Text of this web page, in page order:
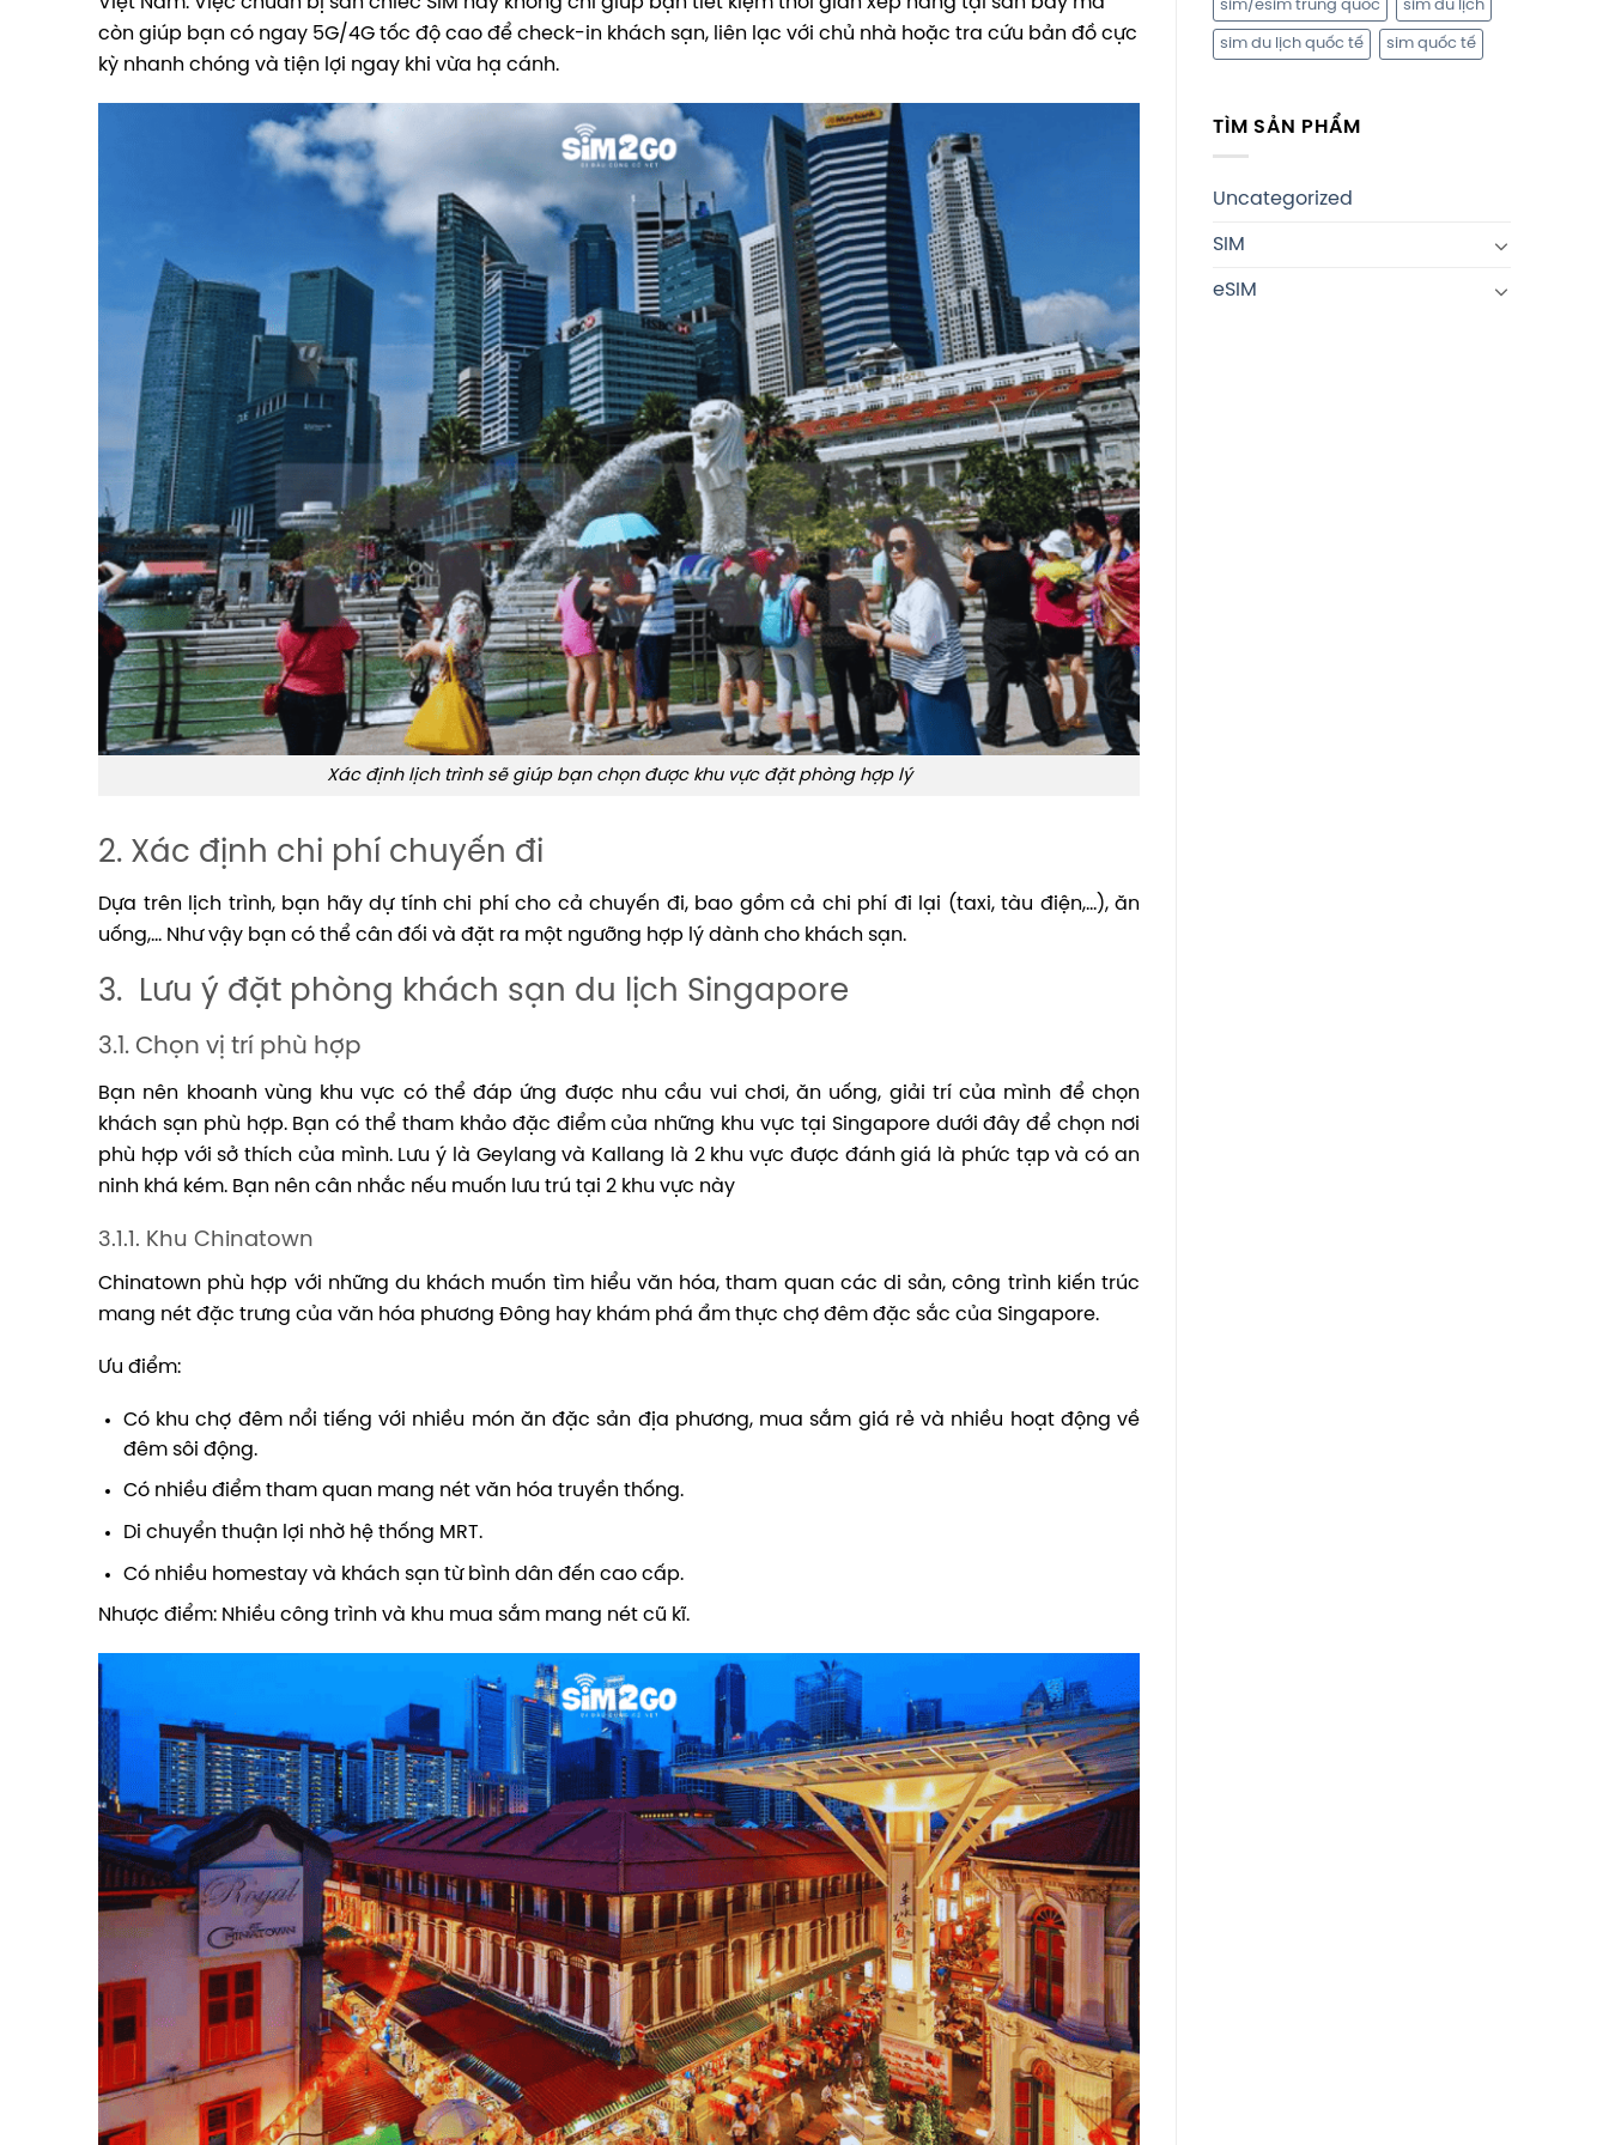
còn giúp bạn có ngay 5G/4G tốc độ cao để check-in khách sạn, liên lạc với chủ nhà hoặc tra cứu bản đồ cực
kỳ nhanh chóng và tiện lợi ngay khi vừa hạ cánh.
Xác định lịch trình sẽ giúp bạn chọn được khu vực đặt phòng hợp lý
2. Xác định chi phí chuyến đi
Dựa trên lịch trình, bạn hãy dự tính chi phí cho cả chuyến đi, bao gồm cả chi phí đi lại (taxi, tàu điện,…), ăn
uống,… Như vậy bạn có thể cân đối và đặt ra một ngưỡng hợp lý dành cho khách sạn.
3. Lưu ý đặt phòng khách sạn du lịch Singapore
3.1. Chọn vị trí phù hợp
Bạn nên khoanh vùng khu vực có thể đáp ứng được nhu cầu vui chơi, ăn uống, giải trí của mình để chọn
khách sạn phù hợp. Bạn có thể tham khảo đặc điểm của những khu vực tại Singapore dưới đây để chọn nơi
phù hợp với sở thích của mình. Lưu ý là Geylang và Kallang là 2 khu vực được đánh giá là phức tạp và có an
ninh khá kém. Bạn nên cân nhắc nếu muốn lưu trú tại 2 khu vực này
3.1.1. Khu Chinatown
Chinatown phù hợp với những du khách muốn tìm hiểu văn hóa, tham quan các di sản, công trình kiến trúc
mang nét đặc trưng của văn hóa phương Đông hay khám phá ẩm thực chợ đêm đặc sắc của Singapore.
Ưu điểm:
Có khu chợ đêm nổi tiếng với nhiều món ăn đặc sản địa phương, mua sắm giá rẻ và nhiều hoạt động về
đêm sôi động.
Có nhiều điểm tham quan mang nét văn hóa truyền thống.
Di chuyển thuận lợi nhờ hệ thống MRT.
Có nhiều homestay và khách sạn từ bình dân đến cao cấp.
Nhược điểm: Nhiều công trình và khu mua sắm mang nét cũ kĩ.
sim/esim trung quốc sim du lịch
sim du lịch quốc tế sim quốc tế
TÌM SẢN PHẨM
Uncategorized
SIM
eSIM